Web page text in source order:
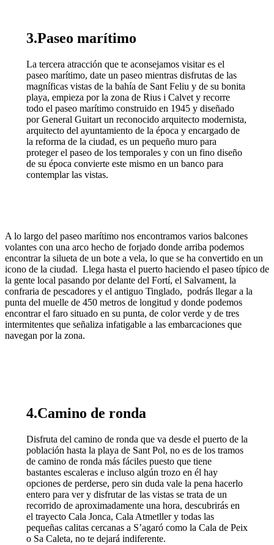
3.Paseo marítimo
La tercera atracción que te aconsejamos visitar es el
paseo marítimo, date un paseo mientras disfrutas de las
magníficas vistas de la bahía de Sant Feliu y de su bonita
playa, empieza por la zona de Rius i Calvet y recorre
todo el paseo marítimo construido en 1945 y diseñado
por General Guitart un reconocido arquitecto modernista,
arquitecto del ayuntamiento de la época y encargado de
la reforma de la ciudad, es un pequeño muro para
proteger el paseo de los temporales y con un fino diseño
de su época convierte este mismo en un banco para
contemplar las vistas.
A lo largo del paseo marítimo nos encontramos varios balcones
volantes con una arco hecho de forjado donde arriba podemos
encontrar la silueta de un bote a vela, lo que se ha convertido en un
icono de la ciudad. Llega hasta el puerto haciendo el paseo típico de
la gente local pasando por delante del Fortí, el Salvament, la
confraria de pescadores y el antiguo Tinglado, podrás llegar a la
punta del muelle de 450 metros de longitud y donde podemos
encontrar el faro situado en su punta, de color verde y de tres
intermitentes que señaliza infatigable a las embarcaciones que
navegan por la zona.
4.Camino de ronda
Disfruta del camino de ronda que va desde el puerto de la
población hasta la playa de Sant Pol, no es de los tramos
de camino de ronda más fáciles puesto que tiene
bastantes escaleras e incluso algún trozo en él hay
opciones de perderse, pero sin duda vale la pena hacerlo
entero para ver y disfrutar de las vistas se trata de un
recorrido de aproximadamente una hora, descubrirás en
el trayecto Cala Jonca, Cala Atmetller y todas las
pequeñas calitas cercanas a S’agaró como la Cala de Peix
o Sa Caleta, no te dejará indiferente.